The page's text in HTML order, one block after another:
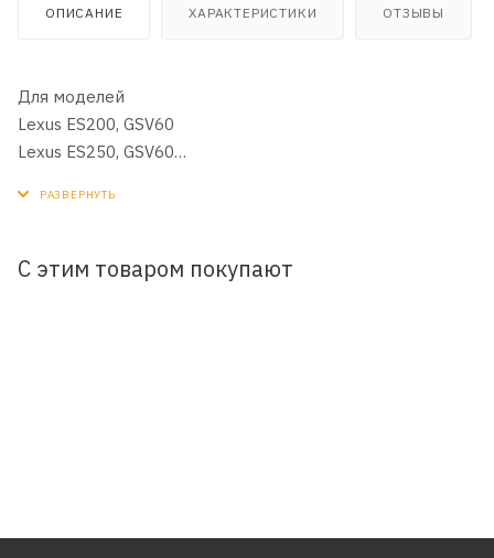
ОПИСАНИЕ ХАРАКТЕРИСТИКИ ОТЗЫВЫ
Для моделей
Lexus ES200, GSV60
Lexus ES250, GSV60
Lexus NX200t, AGZ10, AGZ15, AGZ15L
Toyota Avalon, GSX30, GSX40
С этим товаром покупают